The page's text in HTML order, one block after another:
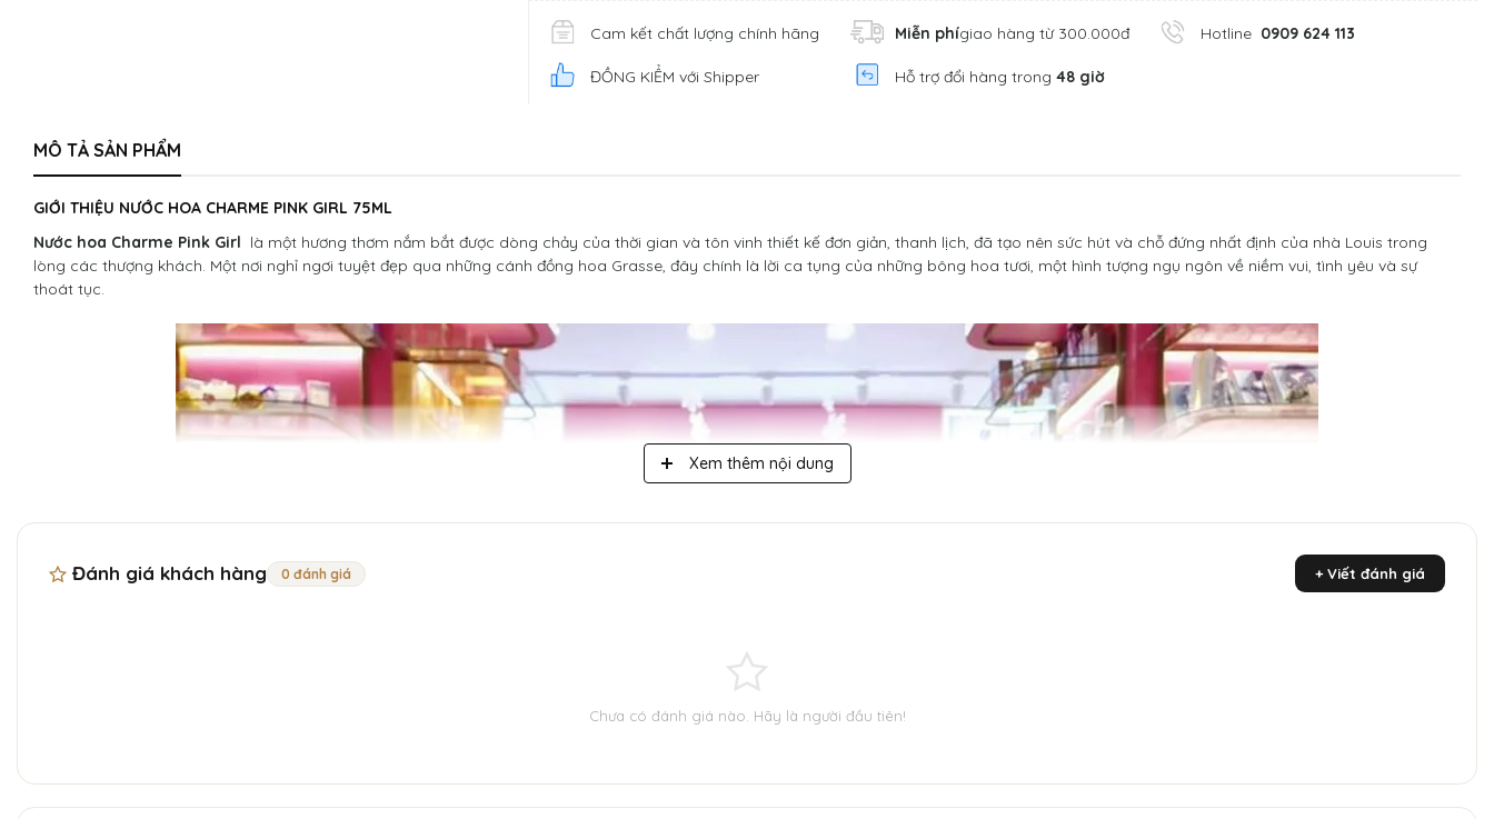
Cam kết chất lượng chính hãng Miễn phígiao hàng từ 300.000đ Hotline 0909 624 113
ĐỒNG KIỂM với Shipper Hỗ trợ đổi hàng trong48 giờ
MÔ TẢ SẢN PHẨM
GIỚI THIỆU NƯỚC HOA CHARME PINK GIRL 75ML
Nước hoa Charme Pink Girl là một hương thơm nắm bắt được dòng chảy của thời gian và tôn vinh thiết kế đơn giản, thanh lịch, đã tạo nên sức hút và chỗ đứng nhất định của nhà Louis trong
lòng các thượng khách. Một nơi nghỉ ngơi tuyệt đẹp qua những cánh đồng hoa Grasse, đây chính là lời ca tụng của những bông hoa tươi, một hình tượng ngụ ngôn về niềm vui, tình yêu và sự
thoát tục.
Xem thêm nội dung
Đánh giá khách hàng 0 đánh giá + Viết đánh giá
Chưa có đánh giá nào. Hãy là người đầu tiên!